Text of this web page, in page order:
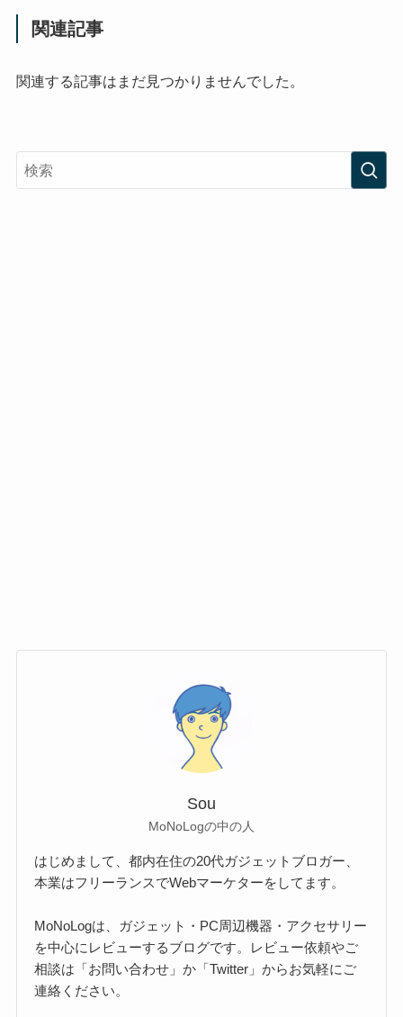
関連記事
関連する記事はまだ見つかりませんでした。
Sou
MoNoLogの中の人
はじめまして、都内在住の20代ガジェットブロガー、
本業はフリーランスでWebマーケターをしてます。
MoNoLogは、ガジェット・PC周辺機器・アクセサリー
を中心にレビューするブログです。レビュー依頼やご
相談は「お問い合わせ」か「Twitter」からお気軽にご
連絡ください。